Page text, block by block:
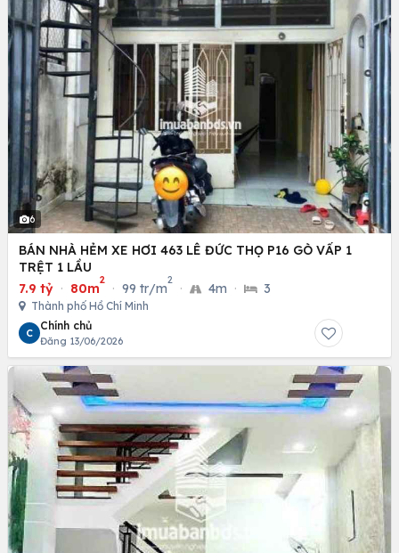
6
BÁN NHÀ HẺM XE HƠI 463 LÊ ĐỨC THỌ P16 GÒ VẤP 1
TRỆT 1 LẦU
7.9 tỷ · 80m
2
· 99 tr/m
2
· 4m · 3
Thành phố Hồ Chí Minh
C
Chính chủ
Đăng 13/06/2026